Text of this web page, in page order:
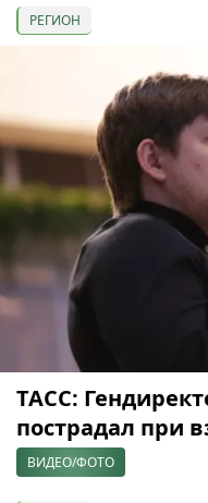
РЕГИОН
ТАСС:
пострадал при
ВИДЕО/ФОТО